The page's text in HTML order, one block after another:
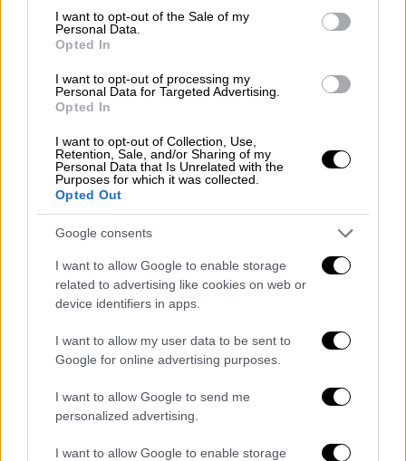
consent section.
I want to opt-out of the Sale of my
Personal Data.
Opted In
I want to opt-out of processing my
Personal Data for Targeted Advertising.
Opted In
I want to opt-out of Collection, Use,
Retention, Sale, and/or Sharing of my
Personal Data that Is Unrelated with the
Purposes for which it was collected.
Opted Out
Google consents
I want to allow Google to enable storage
related to advertising like cookies on web or
device identifiers in apps.
I want to allow my user data to be sent to
Google for online advertising purposes.
I want to allow Google to send me
personalized advertising.
I want to allow Google to enable storage
Αθλητισμός |06.01.2020 21:02
Οταν ο Ολυμπιακός κέρδιζε πέναλτι ίδιο
με αυτό που έγινε στον Μακέντα! (vid)
Ιδια φάση, ίδια παράβαση, διαφορετικό
σφύριγμα. Στο ματς Ολυμπιακός - Τότεναμ
οι «ερυθρόλευκοι» κέρδισαν πέναλτι σε
Παναθηναϊκός που δεν καταλογίστηκε